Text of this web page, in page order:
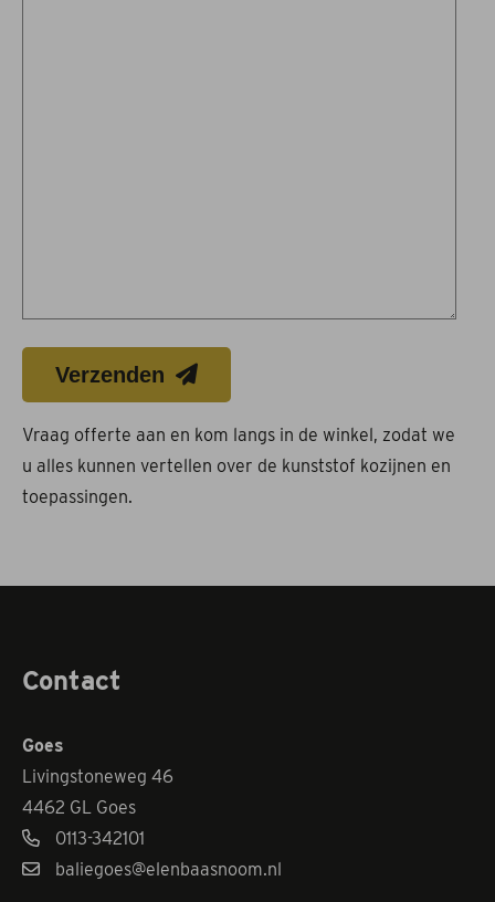
Verzenden
Vraag offerte aan en kom langs in de winkel, zodat we
u alles kunnen vertellen over de kunststof kozijnen en
toepassingen.
Contact
Goes
Livingstoneweg 46
4462 GL Goes
0113-342101
baliegoes@elenbaasnoom.nl